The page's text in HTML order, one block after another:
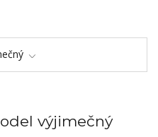
výjimečný